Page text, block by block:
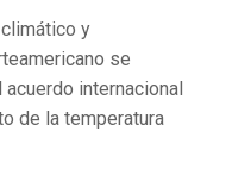
y
se
internacional
de la temperatura